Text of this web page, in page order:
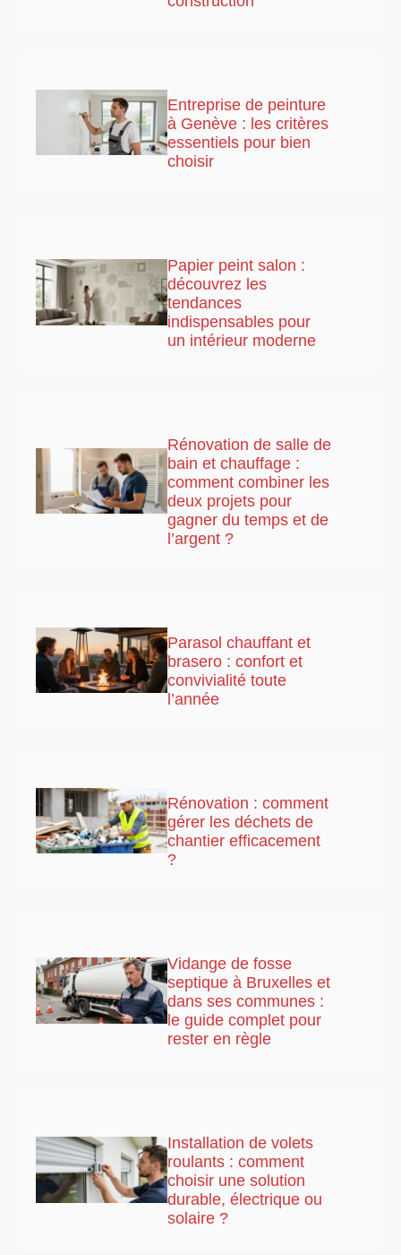
Entreprise de peinture
à Genève : les critères
essentiels pour bien
choisir
Papier peint salon :
découvrez les
tendances
indispensables pour
un intérieur moderne
Rénovation de salle de
bain et chauffage :
comment combiner les
deux projets pour
gagner du temps et de
l’argent ?
Parasol chauffant et
brasero : confort et
convivialité toute
l’année
Rénovation : comment
gérer les déchets de
chantier efficacement
?
Vidange de fosse
septique à Bruxelles et
dans ses communes :
le guide complet pour
rester en règle
Installation de volets
roulants : comment
choisir une solution
durable, électrique ou
solaire ?